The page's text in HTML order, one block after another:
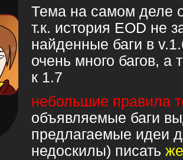
Тема на самом деле
т.к. история EOD не
найденные баги в
очень много багов, а
к 1.7
небольшие правила
объявляемые баги
предлагаемые идеи
недоскилы) писать